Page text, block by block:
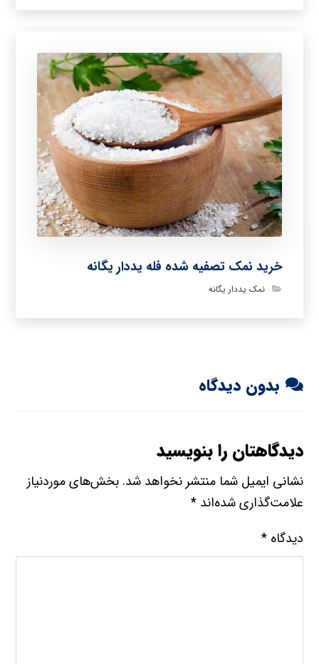
خرید نمک تصفیه شده فله یددار یگانه
نمک یددار یگانه
بدون دیدگاه
دیدگاهتان را بنویسید
نشانی ایمیل شما منتشر نخواهد شد. بخش‌های موردنیاز
علامت‌گذاری شده‌اند*
دیدگاه*